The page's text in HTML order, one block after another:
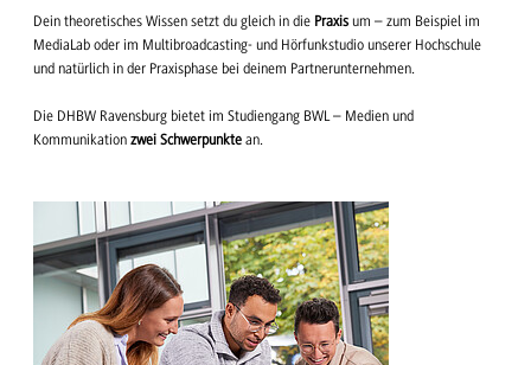
Dein theoretisches Wissen setzt du gleich in die Praxis um – zum Beispiel im
MediaLab oder im Multibroadcasting- und Hörfunkstudio unserer Hochschule
und natürlich in der Praxisphase bei deinem Partnerunternehmen.
Die DHBW Ravensburg bietet im Studiengang BWL – Medien und
Kommunikation zwei Schwerpunkte an.